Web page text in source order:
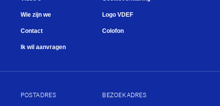
Wie zijn we
Contact
Ik wil aanvragen
Logo VDEF
Colofon
POSTADRES BEZOEKADRES